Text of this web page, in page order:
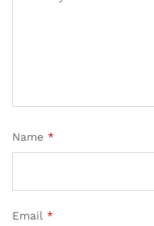
Name *
Email *